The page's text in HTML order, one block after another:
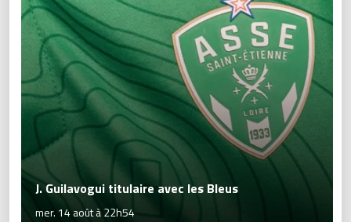
J. Guilavogui titulaire avec les Bleus
mer. 14 août à 22h54